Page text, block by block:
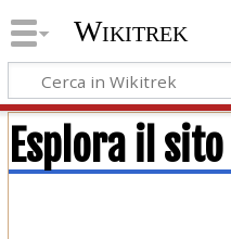
Wikitrek
Esplora il sito